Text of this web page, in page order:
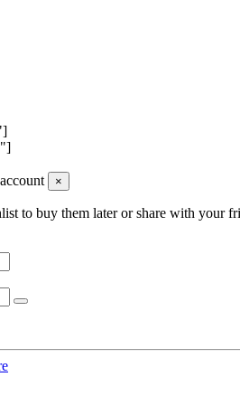
×
to buy them later or share with your